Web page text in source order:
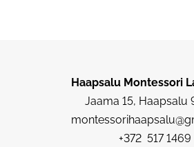
Haapsalu Montessori
Jaama 15, Haapsalu
+372 517 1469